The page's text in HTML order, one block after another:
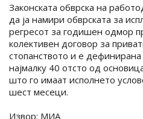
Законската обврска на
да ја намири обврската за
регресот за годишен одмор
колективен договор за
стопанството и е
најмалку 40 отсто од
што го имаат исполнето
шест месеци.
Извор: МИА